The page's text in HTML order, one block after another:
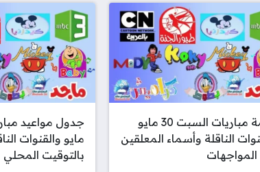
قائمة مباريات السبت 30 مايو
الناقلة وأسماء المعلقين
مايو والقنوات
بالتوقيت المحلي